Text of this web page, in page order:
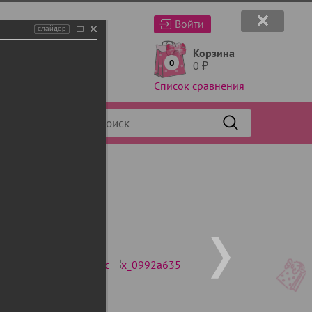
Войти
0
Корзина
0 ₽
Список сравнения
слайдер